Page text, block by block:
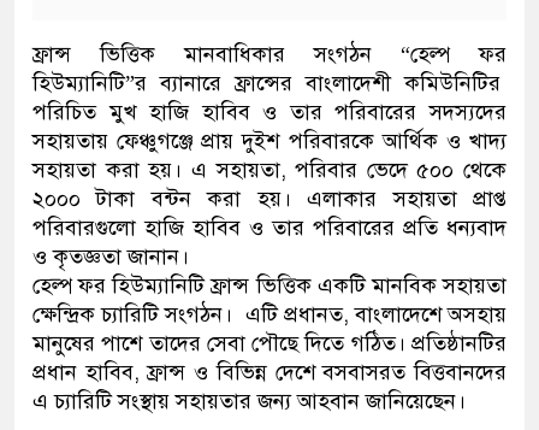
ফ্রান্স ভিত্তিক মানবাধিকার সংগঠন “হেল্প ফর
হিউম্যানিটি”র ব্যানারে ফ্রান্সের বাংলাদেশী কমিউনিটির
পরিচিত মুখ হাজি হাবিব ও তার পরিবারের সদস্যদের
সহায়তায় ফেঞ্চুগঞ্জে প্রায় দুইশ পরিবারকে আর্থিক ও খাদ্য
সহায়তা করা হয়। এ সহায়তা, পরিবার ভেদে ৫০০ থেকে
২০০০ টাকা বন্টন করা হয়। এলাকার সহায়তা প্রাপ্ত
পরিবারগুলো হাজি হাবিব ও তার পরিবারের প্রতি ধন্যবাদ
ও কৃতজ্ঞতা জানান।
হেল্প ফর হিউম্যানিটি ফ্রান্স ভিত্তিক একটি মানবিক সহায়তা
ক্ষেন্দ্রিক চ্যারিটি সংগঠন। এটি প্রধানত, বাংলাদেশে অসহায়
মানুষের পাশে তাদের সেবা পৌছে দিতে গঠিত। প্রতিষ্ঠানটির
প্রধান হাবিব, ফ্রান্স ও বিভিন্ন দেশে বসবাসরত বিত্তবানদের
এ চ্যারিটি সংস্থায় সহায়তার জন্য আহবান জানিয়েছেন।